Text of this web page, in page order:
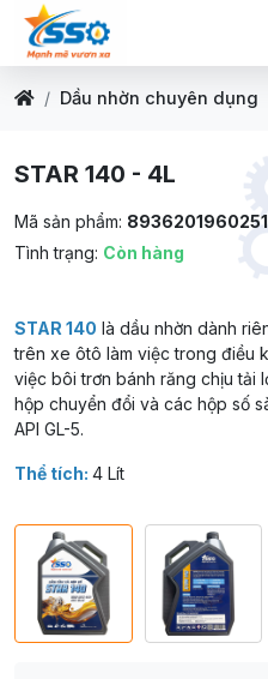
Dầu nhờn chuyên dụng
STAR 140 - 4L
Mã sản phẩm: 8936201960251
Tình trạng: Còn hàng
STAR 140 là dầu nhờn dành
trên xe ôtô làm việc trong điều
việc bôi trơn bánh răng chịu tải
hộp chuyển đổi và các hộp số
API GL-5.
Thể tích: 4 Lít